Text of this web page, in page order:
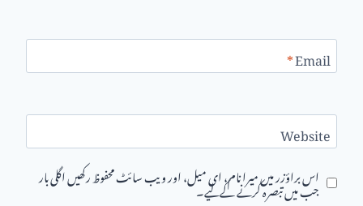
Email
*
Website
اس براؤزر میں میرا نام، ای میل، اور ویب سائٹ محفوظ رکھیں اگلی بار
جب میں تبصرہ کرنے کےلیے۔